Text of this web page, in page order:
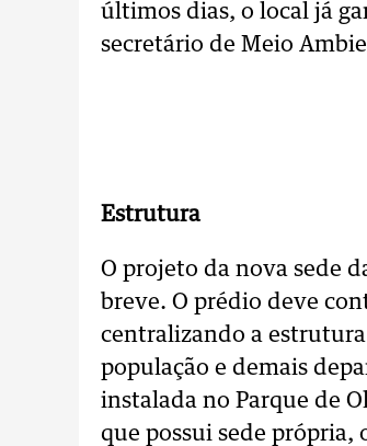
últimos dias, o local já
secretário de Meio
Estrutura
O projeto da nova sede
breve. O prédio deve
centralizando a
população e demais
instalada no Parque de
que possui sede própria,